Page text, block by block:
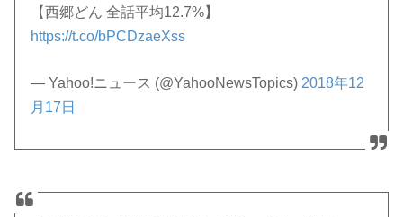
【西郷どん 全話平均12.7%】
https://t.co/bPCDzaeXss
— Yahoo!ニュース (@YahooNewsTopics) 2018年12
月17日